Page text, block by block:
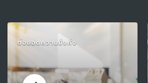
ต่อยอดความมั่งคั่ง